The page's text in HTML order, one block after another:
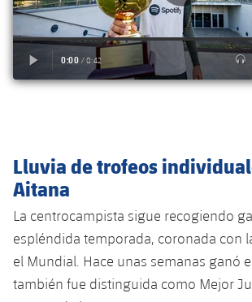
Lluvia de trofeos
Aitana
La centrocampista sigue recogiendo
espléndida temporada, coronada con
el Mundial. Hace unas semanas ganó
también fue distinguida como Mejor